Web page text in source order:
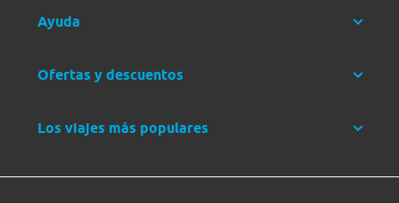
Ayuda
Ofertas y descuentos
Los viajes más populares